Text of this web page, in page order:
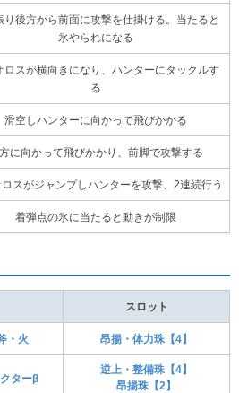
り後方から前面に攻撃を仕掛ける。当たると
氷やられになる
ロスが横向きになり、ハンターにタックルす
る
滑空しハンターに向かって飛びかかる
に向かって飛びかかり、前脚で攻撃する
スがジャンプしハンターを攻撃、2連続行う
着弾点の氷に当たると動きが制限
スロット
・火 昂揚・体力珠【4】
ターβ
逆上・整備珠【4】
昂揚珠【2】